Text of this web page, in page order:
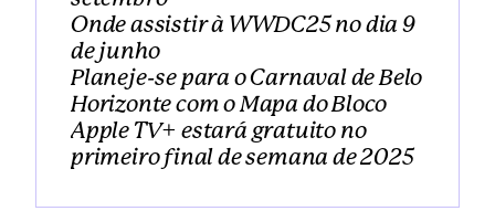
Onde assistir à WWDC25 no dia 9
de junho
Planeje-se para o Carnaval de Belo
Horizonte com o Mapa do Bloco
Apple TV+ estará gratuito no
primeiro final de semana de 2025